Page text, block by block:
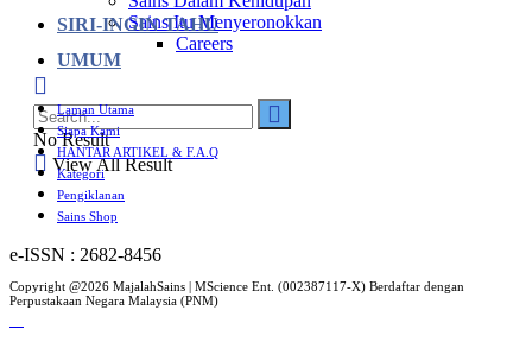
Sains Itu Menyeronokkan
Careers
No Result
View All Result
SIRI-INGIN TAHU
UMUM
Laman Utama
Siapa Kami
HANTAR ARTIKEL & F.A.Q
Kategori
Pengiklanan
Sains Shop
e-ISSN : 2682-8456
Copyright @2026 MajalahSains | MScience Ent. (002387117-X) Berdaftar dengan
Perpustakaan Negara Malaysia (PNM)